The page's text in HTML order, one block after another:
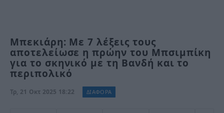
Μπεκιάρη: Με 7 λέξεις τους
αποτελείωσε η πρώην του Μπσιμπίκη
για το σκηνικό με τη Βανδή και το
περιπολικό
Τρ, 21 Οκτ 2025 18:22 ΔΙΑΦΟΡΑ